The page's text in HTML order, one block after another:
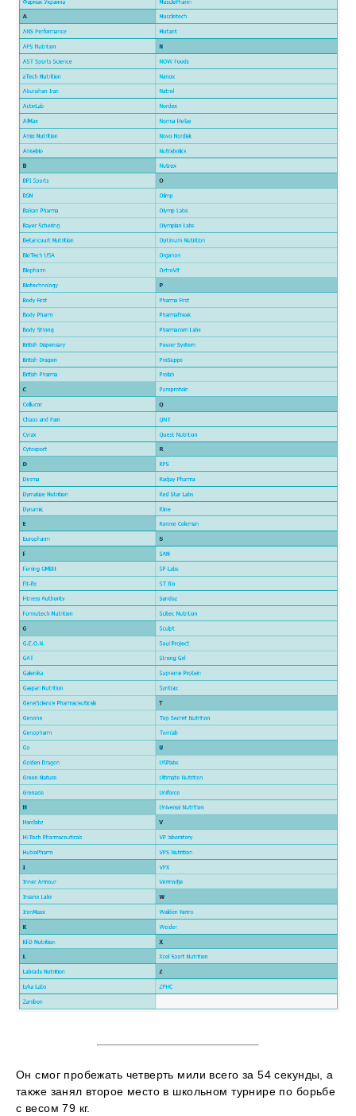
Он смог пробежать четверть мили всего за 54 секунды, а
также занял второе место в школьном турнире по борьбе
с весом 79 кг.